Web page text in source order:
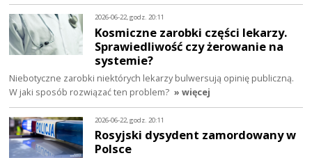
2026-06-22, godz. 20:11
Kosmiczne zarobki części lekarzy.
Sprawiedliwość czy żerowanie na
systemie?
Niebotyczne zarobki niektórych lekarzy bulwersują opinię publiczną.
W jaki sposób rozwiązać ten problem? » więcej
2026-06-22, godz. 20:11
Rosyjski dysydent zamordowany w
Polsce